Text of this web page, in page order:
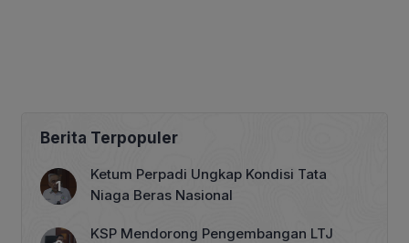
Berita Terpopuler
Ketum Perpadi Ungkap Kondisi Tata
Niaga Beras Nasional
KSP Mendorong Pengembangan LTJ